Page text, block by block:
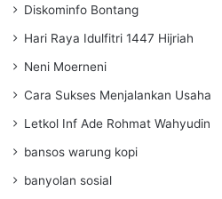
Diskominfo Bontang
Hari Raya Idulfitri 1447 Hijriah
Neni Moerneni
Cara Sukses Menjalankan Usaha
Letkol Inf Ade Rohmat Wahyudin
bansos warung kopi
banyolan sosial